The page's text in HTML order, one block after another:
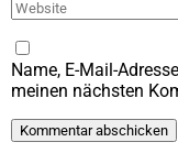
Name, E-Mail-
meinen nächsten